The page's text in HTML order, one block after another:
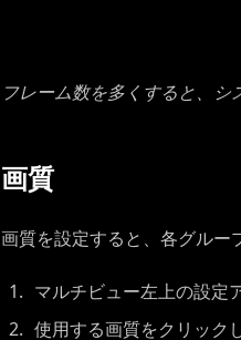
フレーム数を多くすると、シ
画質
画質を設定すると、各グルー
マルチビュー左上の設定
使用する画質をクリック